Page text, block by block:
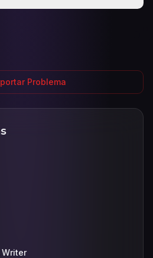
Problema
Writer